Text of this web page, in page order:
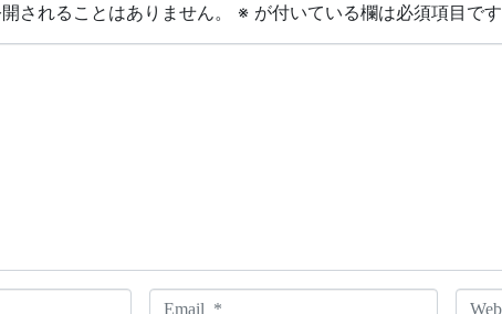
されることはありません。 ※ が付いている欄は必須項目です
W